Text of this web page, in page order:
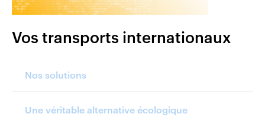
Vos transports internationaux
Nos solutions
Une véritable alternative écologique